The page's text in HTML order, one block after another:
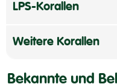
LPS-Korallen
Weitere Korallen
Bekannte und